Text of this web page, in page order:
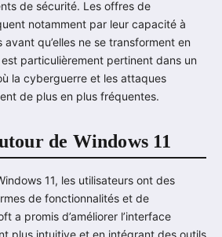
de sécurité. Les offres de
notamment par leur capacité à
qu’elles ne se transforment en
particulièrement pertinent dans un
la cyberguerre et les attaques
de plus en plus fréquentes.
de Windows 11
11, les utilisateurs ont des
de fonctionnalités et de
a promis d’améliorer l’interface